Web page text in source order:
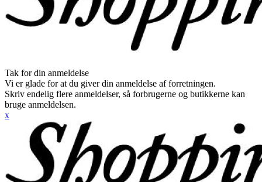
Tak for din anmeldelse
Vi er glade for at du giver din anmeldelse af forretningen.
Skriv endelig flere anmeldelser, så forbrugerne og butikkerne kan
bruge anmeldelsen.
x